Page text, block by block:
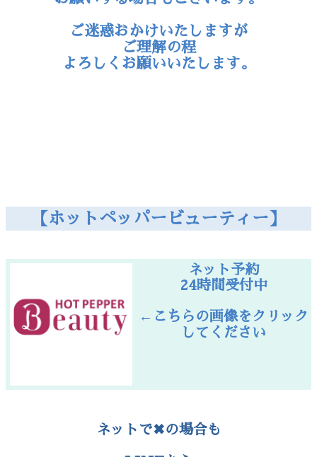
急なご変更を
お願いする場合もございます。
ご迷惑おかけいたしますが
【ホットペッパービューティー】
ネット予約
24時間受付中